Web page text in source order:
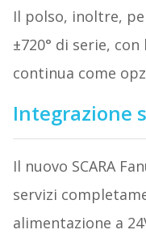
Il polso, inoltre,
±720° di serie,
continua come
Integrazione
Il nuovo SCARA
servizi
alimentazione a